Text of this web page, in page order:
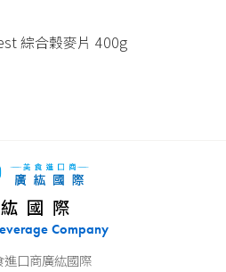
綜合穀麥片 400g
國際
Company
進口商廣紘國際